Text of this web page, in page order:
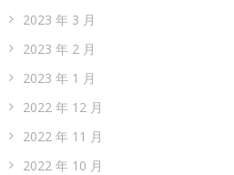
2023 年 3 月
2023 年 2 月
2023 年 1 月
2022 年 12 月
2022 年 11 月
2022 年 10 月